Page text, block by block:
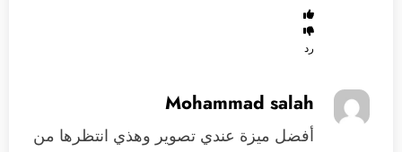
رد
Mohammad salah
أفضل ميزة عندي تصوير وهذي انتظرها من